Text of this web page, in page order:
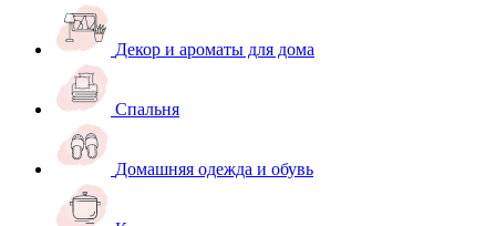
Декор и ароматы для дома
Спальня
Домашняя одежда и обувь